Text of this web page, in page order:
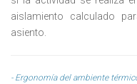
aislamiento calculado
asiento.
- Ergonomía del ambiente